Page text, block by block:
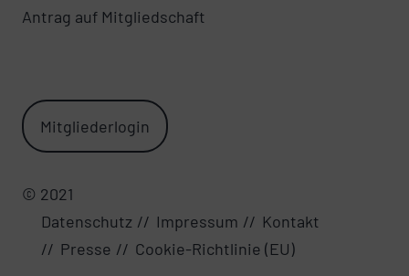
Antrag auf Mitgliedschaft
Mitgliederlogin
© 2021
Datenschutz
Impressum
Kontakt
Presse
Cookie-Richtlinie (EU)